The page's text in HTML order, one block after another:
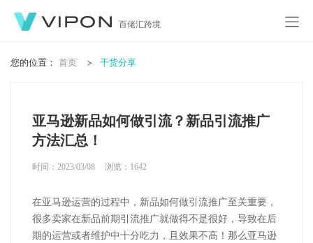
百佬汇跨境
您的位置： 首页 干货分享
亚马逊新品如何做引流？新品引流推广
方法汇总！
时间：2023/03/08 浏览： 1642
在亚马逊运营的过程中，新品如何做引流推广至关重要，
很多卖家在新品前期引流推广就做得不是很好，导致在后
期的运营或者维护中十分吃力，且效果不高！那么亚马逊